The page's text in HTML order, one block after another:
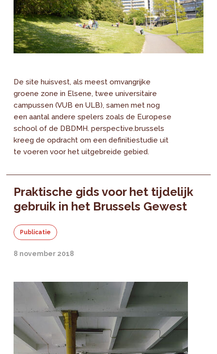
De site huisvest, als meest omvangrijke
groene zone in Elsene, twee universitaire
campussen (VUB en ULB), samen met nog
een aantal andere spelers zoals de Europese
school of de DBDMH. perspective.brussels
kreeg de opdracht om een definitiestudie uit
te voeren voor het uitgebreide gebied.
Praktische gids voor het tijdelijk
gebruik in het Brussels Gewest
Publicatie
8 november 2018